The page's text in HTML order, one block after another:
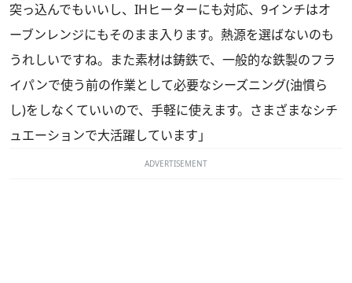
突っ込んでもいいし、IHヒーターにも対応、9インチはオ
ーブンレンジにもそのまま入ります。熱源を選ばないのも
うれしいですね。また素材は鋳鉄で、一般的な鉄製のフラ
イパンで使う前の作業として必要なシーズニング(油慣ら
し)をしなくていいので、手軽に使えます。さまざまなシチ
ュエーションで大活躍しています」
ADVERTISEMENT